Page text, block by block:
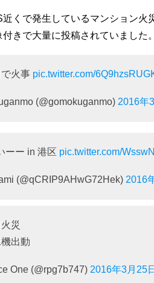
くで発生しているマンション火
きで大量に投稿されていました
火事 pic.twitter.com/
(@gomokuganmo) 2016年
ーー in 港区 pic.twitter.com/
(@qCRIP9AHwG72Hek) 2016
災
出動
One (@rpg7b747) 2016年3月25日